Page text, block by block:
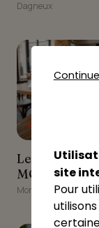
Dagneux
Le Comptoir
7
★★★★★
Le Comptoir
MONTLUEL
Montluel
site
Pour